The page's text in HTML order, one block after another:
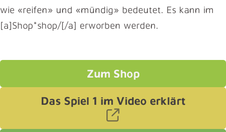
wie «reifen» und «mündig» bedeutet. Es kann im
[a]Shop*shop/[/a] erworben werden.
Zum Shop
Das Spiel 1 im Video erklärt